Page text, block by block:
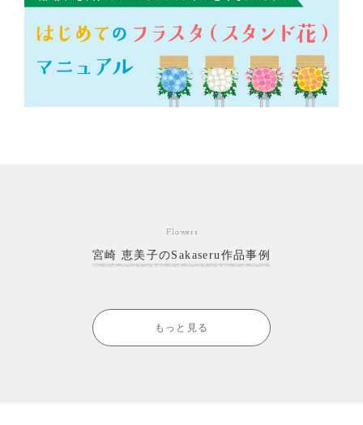
Flowers
宮崎 恵美子のSakaseru作品事例
もっと見る